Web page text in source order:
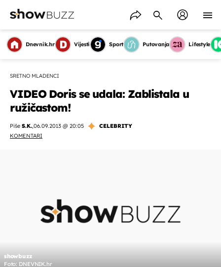
Dnevnik.hr Vijesti Sport Putovanja Lifestyle
SRETNO MLADENCI
VIDEO Doris se udala: Zablistala u
ružičastom!
Piše S.K.,06.09.2013 @ 20:05
CELEBRITY
KOMENTARI
showbuzz
Foto: DNEVNIK.hr